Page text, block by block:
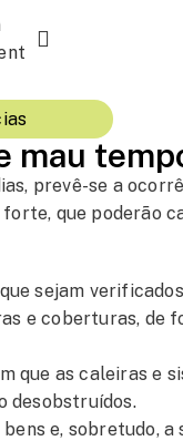
mau
prevê-se a
que poderão
sejam
e coberturas, de
que as caleiras e
desobstruídos.
e, sobretudo, a